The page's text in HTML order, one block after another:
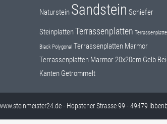
Naturstein Sandstein Schiefer
SteinplattenTerrassenplatten
Black Polygonal Terrassenplatten Marmor
Terrassenplatten Marmor 20x20cm Gelb
Kanten Getrommelt
- Hopstener Strasse 99 - 49479